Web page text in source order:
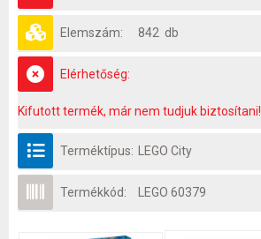
Elemszám: 842 db
Elérhetőség:
Kifutott termék, már nem tudjuk biztosítani!
Terméktípus: LEGO City
Termékkód: LEGO 60379